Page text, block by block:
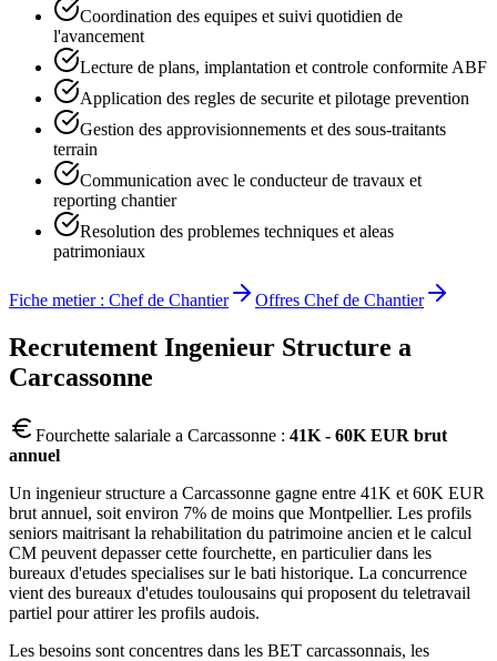
Coordination des equipes et suivi quotidien de
l'avancement
Lecture de plans, implantation et controle conformite ABF
Application des regles de securite et pilotage prevention
Gestion des approvisionnements et des sous-traitants
terrain
Communication avec le conducteur de travaux et
reporting chantier
Resolution des problemes techniques et aleas
patrimoniaux
Fiche metier : Chef de Chantier Offres Chef de Chantier
Recrutement Ingenieur Structure a
Carcassonne
Fourchette salariale a Carcassonne : 41K - 60K EUR brut
annuel
Un ingenieur structure a Carcassonne gagne entre 41K et 60K EUR
brut annuel, soit environ 7% de moins que Montpellier. Les profils
seniors maitrisant la rehabilitation du patrimoine ancien et le calcul
CM peuvent depasser cette fourchette, en particulier dans les
bureaux d'etudes specialises sur le bati historique. La concurrence
vient des bureaux d'etudes toulousains qui proposent du teletravail
partiel pour attirer les profils audois.
Les besoins sont concentres dans les BET carcassonnais, les